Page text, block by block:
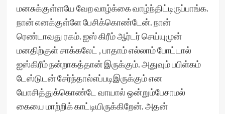
மனசுக்குள்ளயே வேற வாழ்க்கை வாழ்ந்திட்டிருப்பாங்க.
நான் எனக்குள்ளே பேசிக்கொண்டேன். நான்
ரெண்டாவது ரகம். ஐஸ் கிரீம் ஆர்டர் செய்யுமுன்
மனதிற்குள் சாக்கலேட் , பாதாம் எல்லாம் போட்டால்
ஐஸ்கிரீம் நன்றாகத்தான் இருக்கும். அதுவும் பபிள்கம்
டேஸ்டுடன் சேர்ந்தால்எப்படிஇருக்கும் என
யோசித்துக்கொண்டே வாயால் ஒன்றும்பேசாமல்
கையை மாற்றிக் காட்டியிருக்கிறேன். அதன்